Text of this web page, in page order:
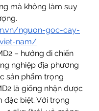
mà không làm suy
nguon-goc-cay-
nam/
– hướng đi chiến
nghiệp địa phương
sản phẩm trọng
là giống nhận được
đặc biệt. Với trọng